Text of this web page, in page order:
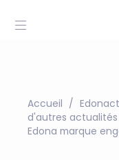
Accueil
d'autres actualités
Edona marque